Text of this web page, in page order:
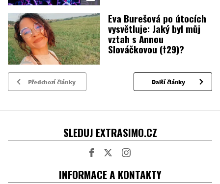
Eva Burešová po útocích
vysvětluje: Jaký byl můj
vztah s Annou
Slováčkovou (†29)?
Předchozí články Další články
SLEDUJ EXTRASIMO.CZ
INFORMACE A KONTAKTY